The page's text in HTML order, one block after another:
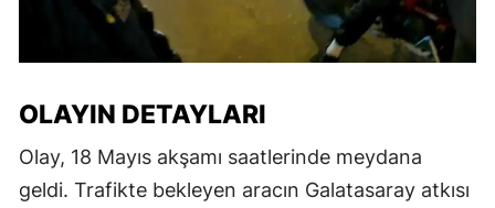
OLAYIN DETAYLARI
Olay, 18 Mayıs akşamı saatlerinde meydana
geldi. Trafikte bekleyen aracın Galatasaray atkısı